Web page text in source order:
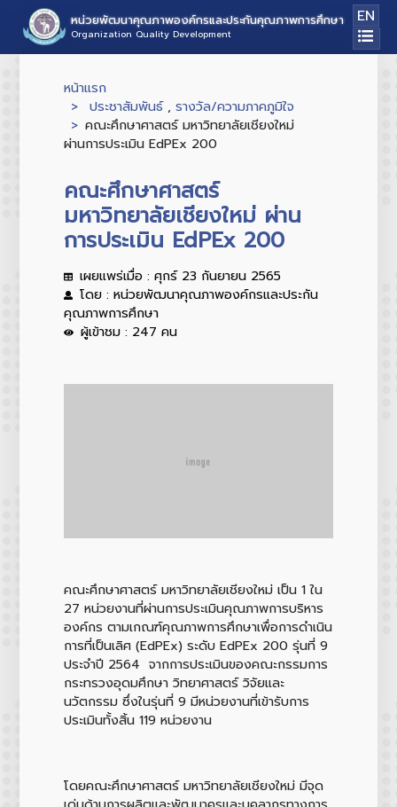
หน่วยพัฒนาคุณภาพองค์กรและประกันคุณภาพการศึกษา
Organization Quality Development
EN
หน้าแรก
ประชาสัมพันธ์ , รางวัล/ความภาคภูมิใจ
คณะศึกษาศาสตร์ มหาวิทยาลัยเชียงใหม่
ผ่านการประเมิน EdPEx 200
คณะศึกษาศาสตร์
มหาวิทยาลัยเชียงใหม่ ผ่าน
การประเมิน EdPEx 200
เผยแพร่เมื่อ : ศุกร์ 23 กันยายน 2565
โดย : หน่วยพัฒนาคุณภาพองค์กรและประกัน
คุณภาพการศึกษา
ผู้เข้าชม : 247 คน
คณะศึกษาศาสตร์ มหาวิทยาลัยเชียงใหม่ เป็น 1 ใน
27 หน่วยงานที่ผ่านการประเมินคุณภาพการบริหาร
องค์กร ตามเกณฑ์คุณภาพการศึกษาเพื่อการดำเนิน
การที่เป็นเลิศ (EdPEx) ระดับ EdPEx 200 รุ่นที่ 9
ประจำปี 2564 จากการประเมินของคณะกรรมการ
กระทรวงอุดมศึกษา วิทยาศาสตร์ วิจัยและ
นวัตกรรม ซึ่งในรุ่นที่ 9 มีหน่วยงานที่เข้ารับการ
ประเมินทั้งสิ้น 119 หน่วยงาน
โดยคณะศึกษาศาสตร์ มหาวิทยาลัยเชียงใหม่ มีจุด